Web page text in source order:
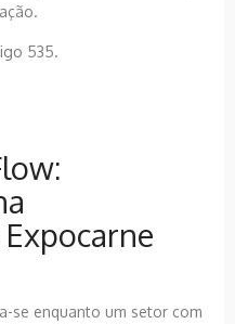
535.
se enquanto um setor com